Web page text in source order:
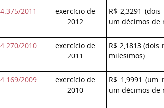
4.375/2011
exercício de
2012
R$ 2,3291
um décimos de
4.270/2010
exercício de
2011
R$ 2,1813
milésimos)
4.169/2009
exercício de
2010
R$ 1,9991 (um
um décimos de